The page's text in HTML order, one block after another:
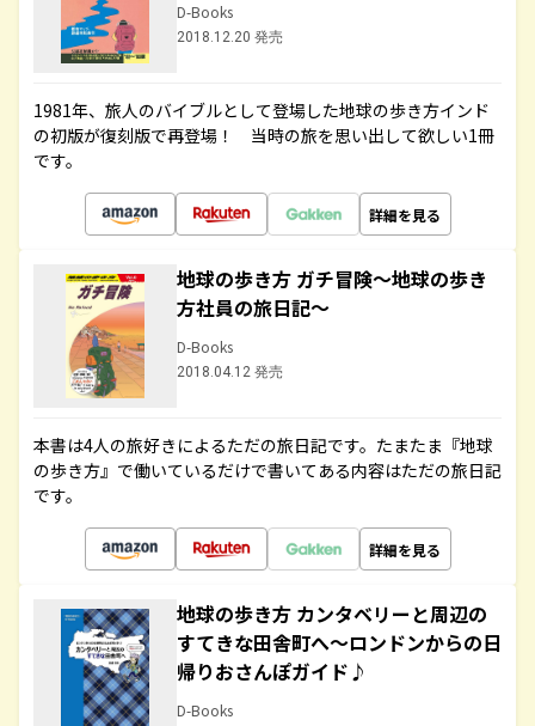
D-Books
2018.12.20 発売
1981年、旅人のバイブルとして登場した地球の歩き方インド
の初版が復刻版で再登場！ 当時の旅を思い出して欲しい1冊
です。
詳細を見る
地球の歩き方 ガチ冒険～地球の歩き
方社員の旅日記～
D-Books
2018.04.12 発売
本書は4人の旅好きによるただの旅日記です。たまたま『地球
の歩き方』で働いているだけで書いてある内容はただの旅日記
です。
詳細を見る
地球の歩き方 カンタベリーと周辺の
すてきな田舎町へ～ロンドンからの日
帰りおさんぽガイド♪
D-Books